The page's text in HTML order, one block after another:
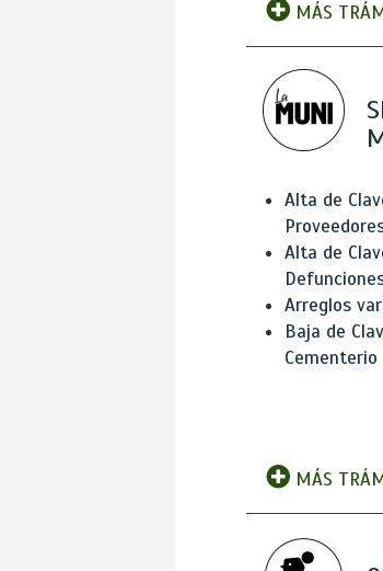
MÁS
Alta de
Alta de
Arreglos
Baja de
Cementerio
MÁS